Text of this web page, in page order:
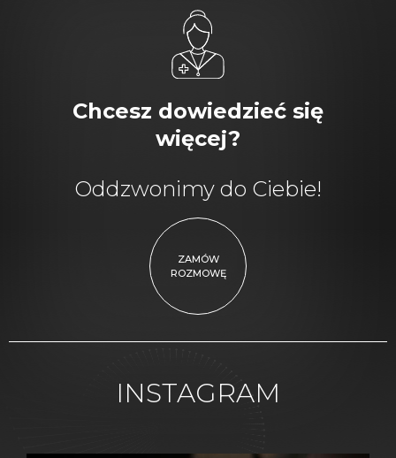
Chcesz dowiedzieć się
więcej?
Oddzwonimy do Ciebie!
ZAMÓW
ROZMOWĘ
INSTAGRAM